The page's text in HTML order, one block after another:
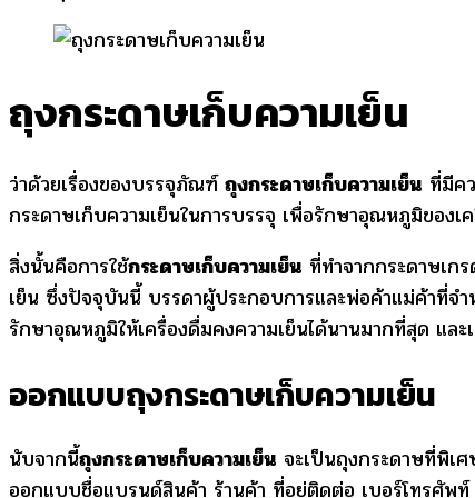
ถุงกระดาษเก็บความเย็น
ว่าด้วยเรื่องของบรรจุภัณฑ์ถุงกระดาษเก็บความเย็น ที่มีค
กระดาษเก็บความเย็นในการบรรจุ เพื่อรักษาอุณหภูมิของ
สิ่งนั้นคือการใช้กระดาษเก็บความเย็น ที่ทำจากกระดาษเ
เย็น ซึ่งปัจจุบันนี้ บรรดาผู้ประกอบการและพ่อค้าแม่ค้าที่จำ
รักษาอุณหภูมิให้เครื่องดื่มคงความเย็นได้นานมากที่สุด และ
ออกแบบถุงกระดาษเก็บความเย็น
นับจากนี้ถุงกระดาษเก็บความเย็น จะเป็นถุงกระดาษที่พิเ
ออกแบบชื่อแบรนด์สินค้า ร้านค้า ที่อยู่ติดต่อ เบอร์โทรศัพท์